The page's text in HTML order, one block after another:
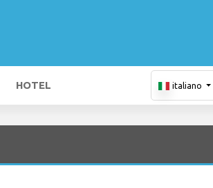
HOTEL italiano